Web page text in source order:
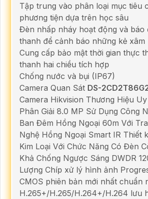
Tập trung vào phân loại mục tiêu
phương tiện dựa trên học sâu
Đèn nhấp nháy hoạt động và báo
thanh để cảnh báo những kẻ xâm
Cung cấp bảo mật thời gian thực
thanh hai chiều tích hợp
Chống nước và bụi (IP67)
Camera Quan Sát DS-
Camera Hikvision Thương Hiệu
Phân Giải 8.0 MP Sử Dụng Công
Ban Đêm Hồng Ngoại 60m Với
Nghệ Hồng Ngoại Smart IR Thiết
Kim Loại Với Chức Năng Có Đèn
Khả Chống Ngược Sáng DWDR
Lượng Chíp xử lý hình ảnh
CMOS phiên bản mới nhất chuẩn
H.265+/H.265/H.264+/H.264 lưu